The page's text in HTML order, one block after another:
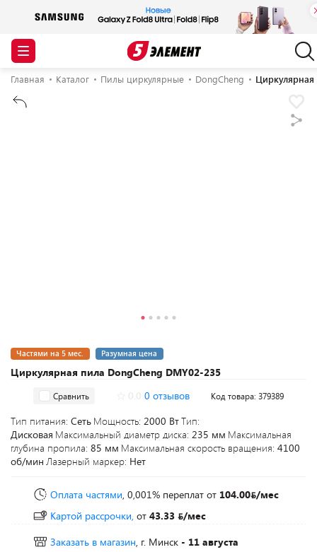
Главная Каталог Пилы циркулярные DongCheng
Циркулярная пила DongCheng DMY02-235
Частями на 5 мес. Разумная цена
Сравнить 0 отзывов Код товара: 379389
Тип питания: Сеть Мощность: 2000 ВтТип:
Дисковая Максимальный диаметр диска: 235 мм Максимальная
глубина пропила: 85 мм Максимальная скорость вращения: 4100
об/мин Лазерный маркер: Нет
Оплата частями, 0,001% переплат от 104.00 /мес
Картой рассрочки, от 43.33
/мес
Заказать в магазин, г. Минск - 11 августа